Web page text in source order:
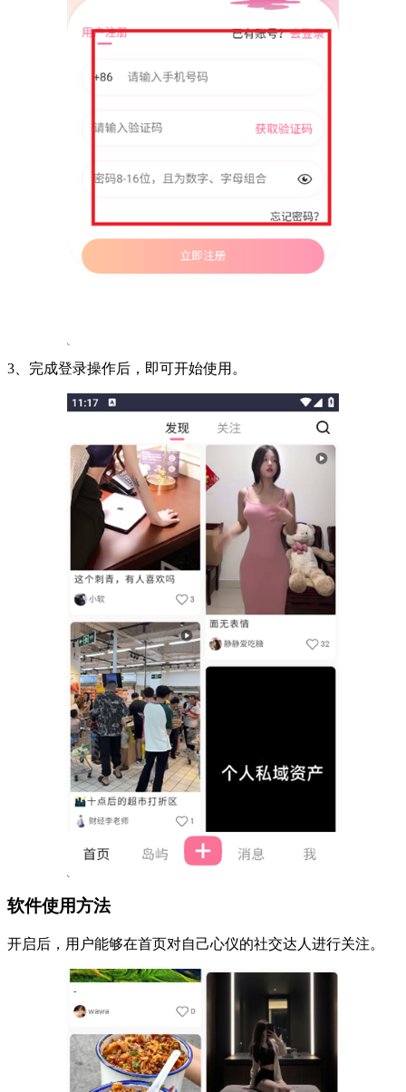
3、完成登录操作后，即可开始使用。
软件使用方法
开启后，用户能够在首页对自己心仪的社交达人进行关注。